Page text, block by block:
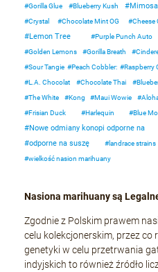
Gorilla Glue Blueberry Kush Mimosa
Crystal Chocolate Mint OG Cheese
Lemon Tree Purple Punch Auto
Golden Lemons
Gorilla Breath
Sour Tangie
Peach Cobbler: Raspberry
L.A. Chocolat
Chocolate Thai
The White Kong Maui Wowie
Frisian Duck
Harlequin Blue
Nowe odmiany konopi odporne na
odporne na suszę
landrace strains
wielkość nasion marihuany
Nasiona marihuany są
Zgodnie z Polskim prawem
celu kolekcjonerskim, przez co
genetyki w celu przetrwania
indyjskich to również źródło